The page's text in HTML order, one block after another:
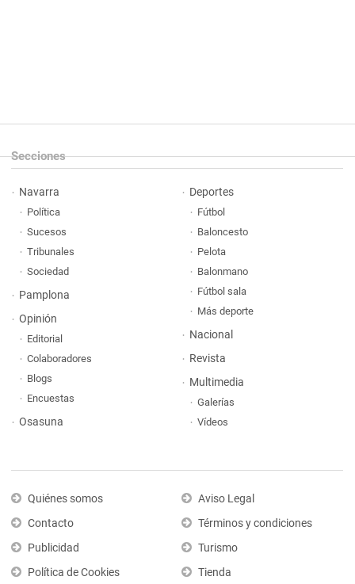
Secciones
Navarra
Política
Sucesos
Tribunales
Sociedad
Pamplona
Opinión
Editorial
Colaboradores
Blogs
Encuestas
Osasuna
Deportes
Fútbol
Baloncesto
Pelota
Balonmano
Fútbol sala
Más deporte
Nacional
Revista
Multimedia
Galerías
Vídeos
Quiénes somos
Contacto
Publicidad
Política de Cookies
Aviso Legal
Términos y condiciones
Turismo
Tienda